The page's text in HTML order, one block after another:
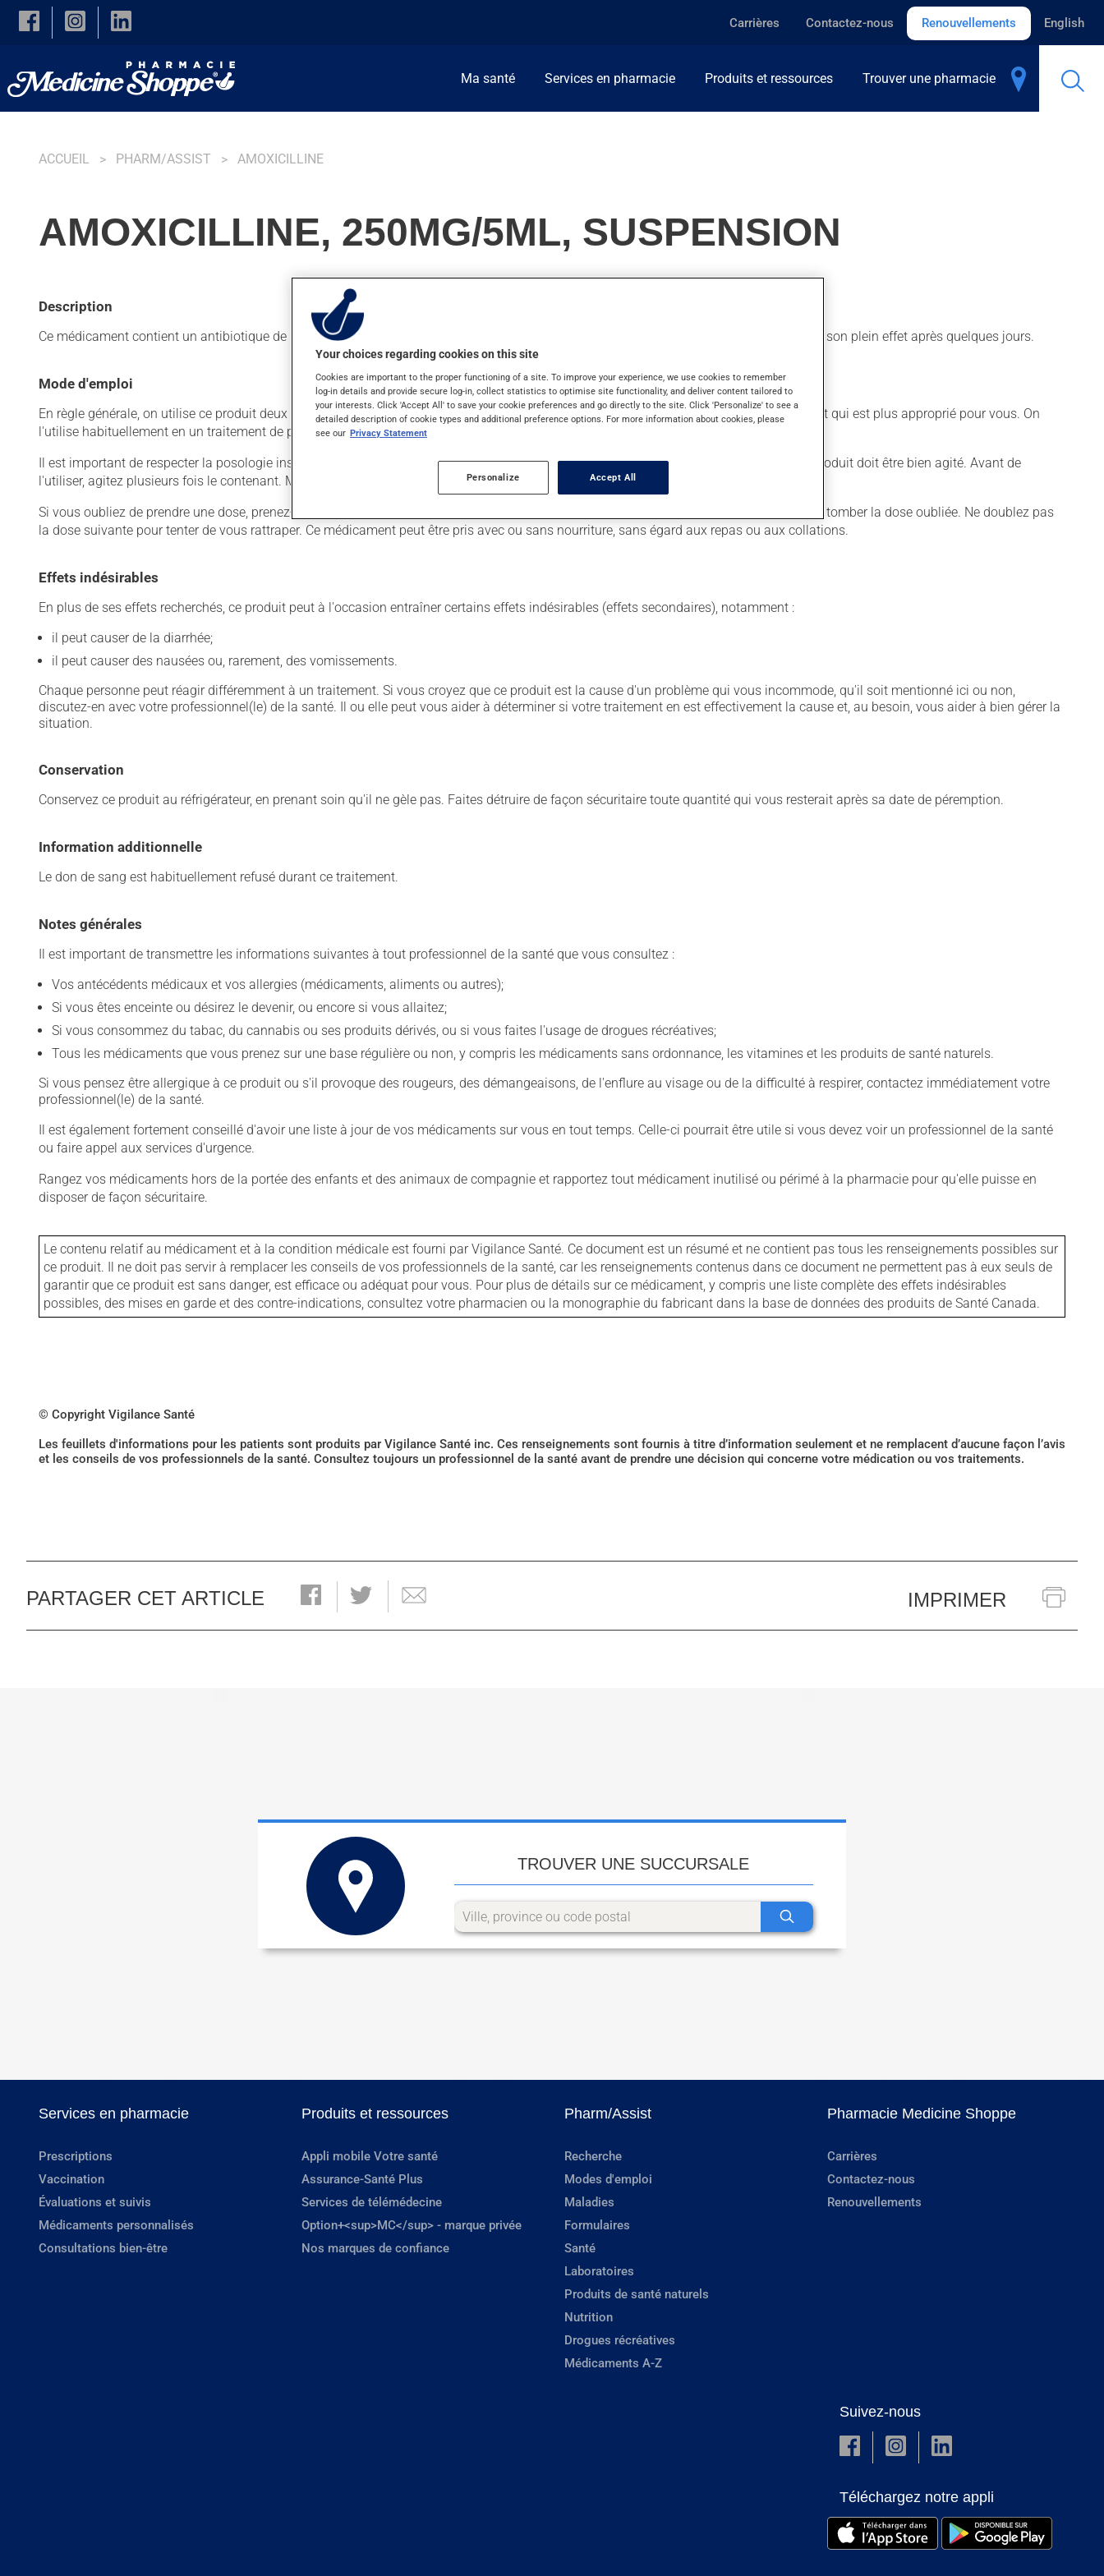
Skip to main content
Carrières Contactez-nous Renouvellements English
Ma santé Services en pharmacie Produits et ressources Trouver une pharmacie
ACCUEIL PHARM/ASSIST AMOXICILLINE
AMOXICILLINE, 250MG/5ML, SUSPENSION
Description
Ce médicament contient un antibiotique de la famille des pénicillines. Habituellement, on l'utilise pour combattre les infections. Il produit son plein effet après quelques jours.
Mode d'emploi
En règle générale, on utilise ce produit deux ou trois fois par jour. Il est possible que votre pharmacien vous ait indiqué un horaire différent qui est plus approprié pour vous. On
l'utilise habituellement en un traitement de plusieurs jours. Pour en retirer tous les bénéfices possibles, assurez-vous de le compléter.
Il est important de respecter la posologie inscrite sur l'étiquette. N'en utilisez pas plus, ni plus souvent qu'indiqué. Pour être efficace, ce produit doit être bien agité. Avant de
l'utiliser, agitez plusieurs fois le contenant. Mesurez chaque dose avec une seringue ou un autre instrument de mesure précis.
Si vous oubliez de prendre une dose, prenez-la dès que vous y pensez. S'il est presque l'heure de votre dose suivante, laissez simplement tomber la dose oubliée. Ne doublez pas
la dose suivante pour tenter de vous rattraper. Ce médicament peut être pris avec ou sans nourriture, sans égard aux repas ou aux collations.
Effets indésirables
En plus de ses effets recherchés, ce produit peut à l'occasion entraîner certains effets indésirables (effets secondaires), notamment :
il peut causer de la diarrhée;
il peut causer des nausées ou, rarement, des vomissements.
Chaque personne peut réagir différemment à un traitement. Si vous croyez que ce produit est la cause d'un problème qui vous incommode, qu'il soit mentionné ici ou non,
discutez-en avec votre professionnel(le) de la santé. Il ou elle peut vous aider à déterminer si votre traitement en est effectivement la cause et, au besoin, vous aider à bien gérer la
situation.
Conservation
Conservez ce produit au réfrigérateur, en prenant soin qu'il ne gèle pas. Faites détruire de façon sécuritaire toute quantité qui vous resterait après sa date de péremption.
Information additionnelle
Le don de sang est habituellement refusé durant ce traitement.
Notes générales
Il est important de transmettre les informations suivantes à tout professionnel de la santé que vous consultez :
Vos antécédents médicaux et vos allergies (médicaments, aliments ou autres);
Si vous êtes enceinte ou désirez le devenir, ou encore si vous allaitez;
Si vous consommez du tabac, du cannabis ou ses produits dérivés, ou si vous faites l'usage de drogues récréatives;
Tous les médicaments que vous prenez sur une base régulière ou non, y compris les médicaments sans ordonnance, les vitamines et les produits de santé naturels.
Si vous pensez être allergique à ce produit ou s'il provoque des rougeurs, des démangeaisons, de l'enflure au visage ou de la difficulté à respirer, contactez immédiatement votre
professionnel(le) de la santé.
Il est également fortement conseillé d'avoir une liste à jour de vos médicaments sur vous en tout temps. Celle-ci pourrait être utile si vous devez voir un professionnel de la santé
ou faire appel aux services d'urgence.
Rangez vos médicaments hors de la portée des enfants et des animaux de compagnie et rapportez tout médicament inutilisé ou périmé à la pharmacie pour qu'elle puisse en
disposer de façon sécuritaire.
Le contenu relatif au médicament et à la condition médicale est fourni par Vigilance Santé. Ce document est un résumé et ne contient pas tous les renseignements possibles sur
ce produit. Il ne doit pas servir à remplacer les conseils de vos professionnels de la santé, car les renseignements contenus dans ce document ne permettent pas à eux seuls de
garantir que ce produit est sans danger, est efficace ou adéquat pour vous. Pour plus de détails sur ce médicament, y compris une liste complète des effets indésirables
possibles, des mises en garde et des contre-indications, consultez votre pharmacien ou la monographie du fabricant dans la base de données des produits de Santé Canada.
© Copyright Vigilance Santé
Les feuillets d'informations pour les patients sont produits par Vigilance Santé inc. Ces renseignements sont fournis à titre d’information seulement et ne remplacent d’aucune façon l’avis
et les conseils de vos professionnels de la santé. Consultez toujours un professionnel de la santé avant de prendre une décision qui concerne votre médication ou vos traitements.
PARTAGER CET ARTICLE IMPRIMER
TROUVER UNE SUCCURSALE
Services en pharmacie
Prescriptions
Vaccination
Évaluations et suivis
Médicaments personnalisés
Consultations bien-être
Produits et ressources
Appli mobile Votre santé
Assurance-Santé Plus
Services de télémédecine
Option+<sup>MC</sup> - marque privée
Nos marques de confiance
Pharm/Assist
Recherche
Modes d'emploi
Maladies
Formulaires
Santé
Laboratoires
Produits de santé naturels
Nutrition
Drogues récréatives
Médicaments A-Z
Pharmacie Medicine Shoppe
Carrières
Contactez-nous
Renouvellements
Suivez-nous
Téléchargez notre appli
Your choices regarding cookies on this site
Cookies are important to the proper functioning of a site. To improve your experience, we use cookies to remember
log-in details and provide secure log-in, collect statistics to optimise site functionality, and deliver content tailored to
your interests. Click 'Accept All' to save your cookie preferences and go directly to the site. Click 'Personalize' to see a
detailed description of cookie types and additional preference options. For more information about cookies, please
see our Privacy Statement
Personalize Accept All